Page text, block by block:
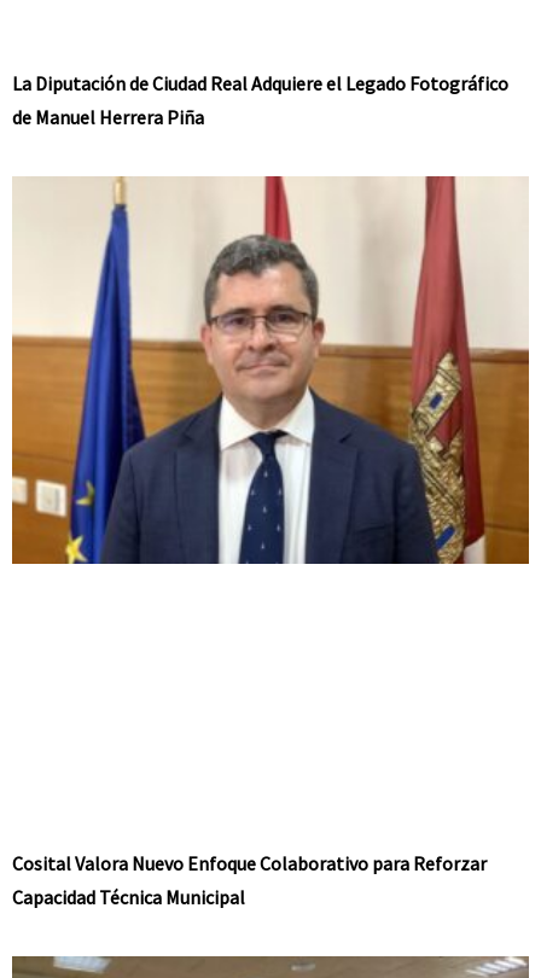
La Diputación de Ciudad Real Adquiere el Legado Fotográfico
de Manuel Herrera Piña
Cosital Valora Nuevo Enfoque Colaborativo para Reforzar
Capacidad Técnica Municipal